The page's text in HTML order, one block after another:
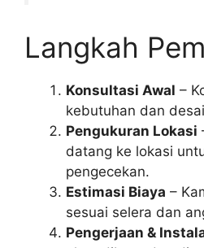
Langkah
Konsultasi Awal –
kebutuhan dan
Pengukuran Lokasi
datang ke lokasi
pengecekan.
Estimasi Biaya –
sesuai selera dan
Pengerjaan &